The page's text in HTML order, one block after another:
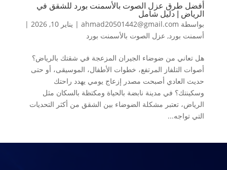
أفضل طرق عزل الصوت بالأسمنت بورد للشقق في
الرياض | دليل شامل
بواسطة ahmad20501442@gmail.com
| يناير 10, 2026
|
أسمنت بورد, عزل الصوت بالأسمنت بورد
هل تعاني من ضوضاء الجيران المزعجة في شقتك بالرياض؟
أصوات التلفاز المرتفع، خطوات الأطفال، الموسيقى، أو حتى
حديث العادي أصبحت مصدر إزعاج يومي يهدد راحتك
وسكينتك؟ في مدينة نابضة بالحياة ومكتظة بالسكان مثل
الرياض، تعتبر مشكلة الضوضاء بين الشقق من أكثر التحديات
التي تواجه...